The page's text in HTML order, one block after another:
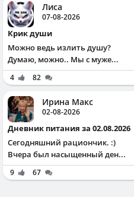
Лиса
07-08-2026
Крик души
Можно ведь излить душу?
Думаю, можно.. Мы с муже...
4 82
Ирина Макс
02-08-2026
Дневник питания за 02.08.2026
Сегодняшний рациончик. :)
Вчера был насыщенный ден...
9 67